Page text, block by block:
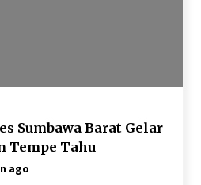
Sumbawa Barat Gelar
Tempe Tahu
ago